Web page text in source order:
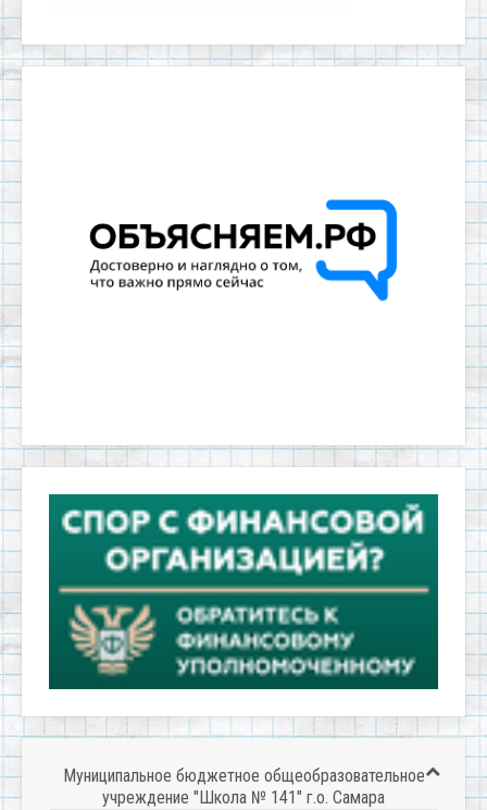
Муниципальное бюджетное общеобразовательное
учреждение "Школа № 141" г.о. Самара